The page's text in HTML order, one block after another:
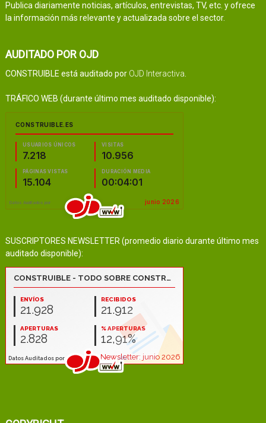
Publica diariamente noticias, artículos, entrevistas, TV, etc. y ofrece
la información más relevante y actualizada sobre el sector.
AUDITADO POR OJD
CONSTRUIBLE está auditado por OJD Interactiva.
TRÁFICO WEB (durante último mes auditado disponible):
SUSCRIPTORES NEWSLETTER (promedio diario durante último mes
auditado disponible):